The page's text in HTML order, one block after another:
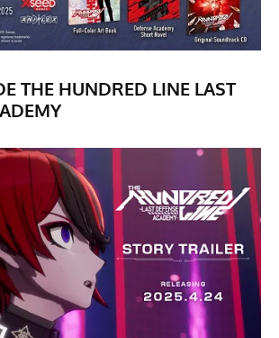
THE HUNDRED LINE LAST